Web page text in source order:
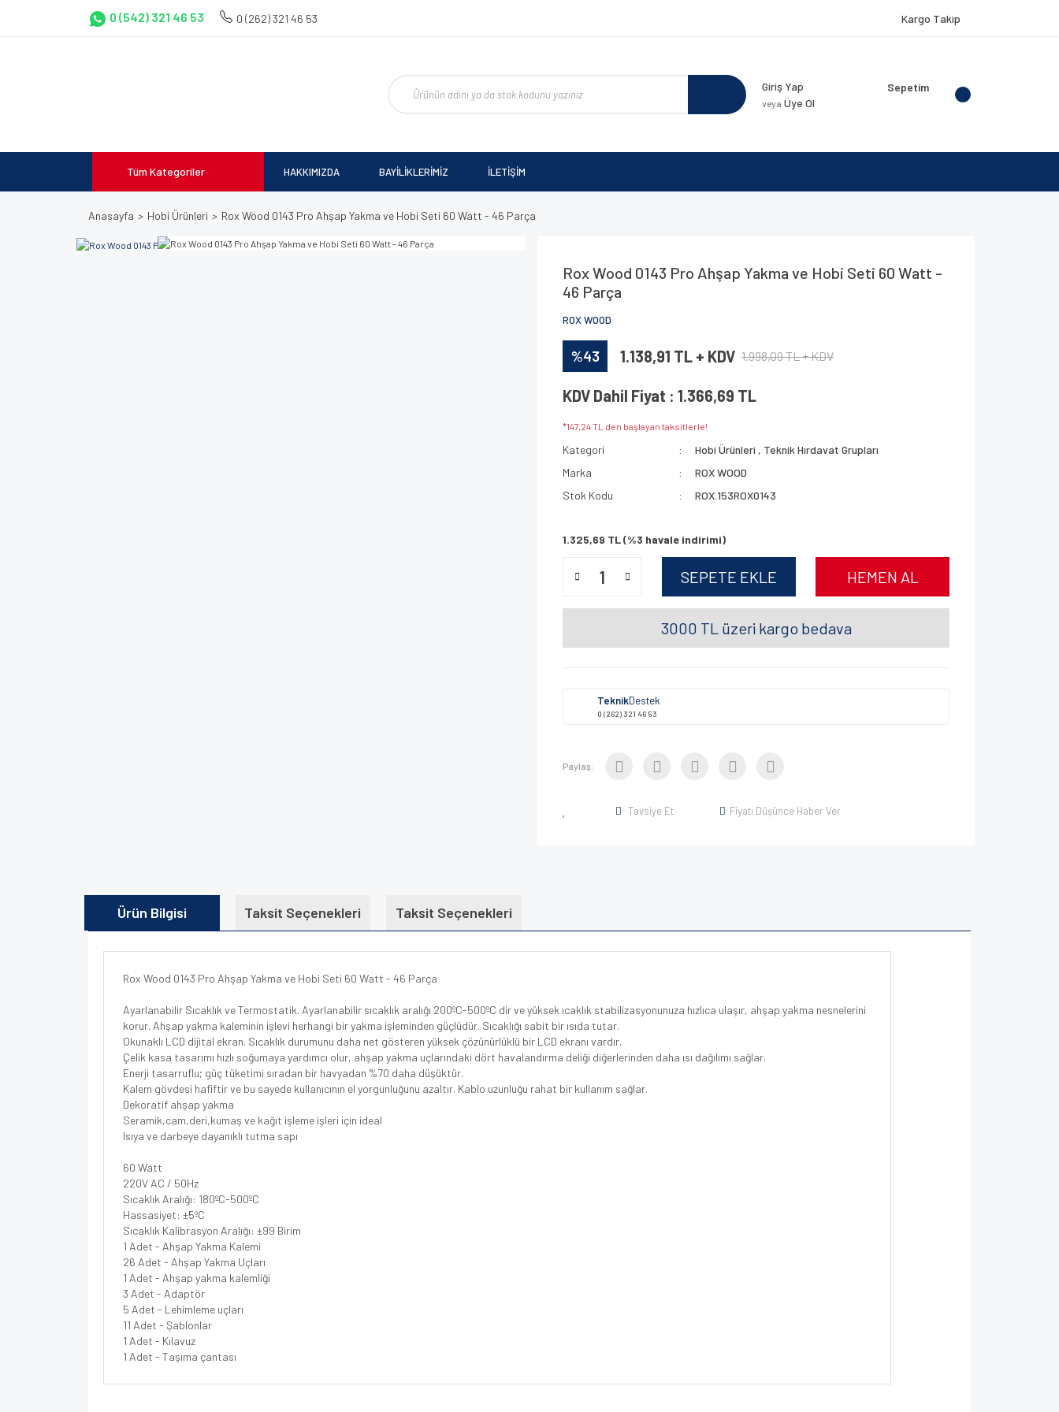
0 (542) 321 46 53 0 (262) 321 46 53 Kargo Takip
Giriş Yap
veya Üye Ol
Sepetim
Tüm Kategoriler HAKKIMIZDA BAYİLİKLERİMİZ İLETİŞİM
Anasayfa Hobi Ürünleri Rox Wood 0143 Pro Ahşap Yakma ve Hobi Seti 60 Watt - 46 Parça
Rox Wood 0143 Pro Ahşap Yakma ve Hobi Seti 60 Watt -
46 Parça
ROX WOOD
%43 1.138,91 TL + KDV 1.998,09 TL + KDV
KDV Dahil Fiyat : 1.366,69 TL
*147,24 TL den başlayan taksitlerle!
Kategori Hobi Ürünleri , Teknik Hırdavat Grupları
Marka
ROX WOOD
Stok Kodu
ROX.153ROX0143
1.325,69 TL (%3 havale indirimi)
SEPETE EKLE HEMEN AL
3000 TL üzeri kargo bedava
TeknikDestek
0 (262) 321 46 53
Paylaş:
Tavsiye Et Fiyatı Düşünce Haber Ver
Ürün Bilgisi Taksit Seçenekleri Taksit Seçenekleri
Rox Wood 0143 Pro Ahşap Yakma ve Hobi Seti 60 Watt - 46 Parça
Ayarlanabilir Sıcaklık ve Termostatik. Ayarlanabilir sıcaklık aralığı 200ºC-500ºC dir ve yüksek ıcaklık stabilizasyonunuza hızlıca ulaşır, ahşap yakma nesnelerini
korur. Ahşap yakma kaleminin işlevi herhangi bir yakma işleminden güçlüdür. Sıcaklığı sabit bir ısıda tutar.
Okunaklı LCD dijital ekran. Sıcaklık durumunu daha net gösteren yüksek çözünürlüklü bir LCD ekranı vardır.
Çelik kasa tasarımı hızlı soğumaya yardımcı olur, ahşap yakma uçlarındaki dört havalandırma deliği diğerlerinden daha ısı dağılımı sağlar.
Enerji tasarruflu; güç tüketimi sıradan bir havyadan %70 daha düşüktür.
Kalem gövdesi hafiftir ve bu sayede kullanıcının el yorgunluğunu azaltır. Kablo uzunluğu rahat bir kullanım sağlar.
Dekoratif ahşap yakma
Seramik,cam,deri,kumaş ve kağıt işleme işleri için ideal
Isıya ve darbeye dayanıklı tutma sapı
60 Watt
220V AC / 50Hz
Sıcaklık Aralığı: 180ºC-500ºC
Hassasiyet: ±5ºC
Sıcaklık Kalibrasyon Aralığı: ±99 Birim
1 Adet - Ahşap Yakma Kalemi
26 Adet - Ahşap Yakma Uçları
1 Adet - Ahşap yakma kalemliği
3 Adet - Adaptör
5 Adet - Lehimleme uçları
11 Adet - Şablonlar
1 Adet - Kılavuz
1 Adet - Taşıma çantası